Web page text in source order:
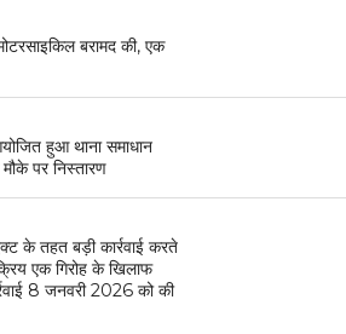
बरामद की, एक
हुआ थाना समाधान
पर निस्तारण
के तहत बड़ी कार्रवाई करते
एक गिरोह के खिलाफ
8 जनवरी 2026 को की